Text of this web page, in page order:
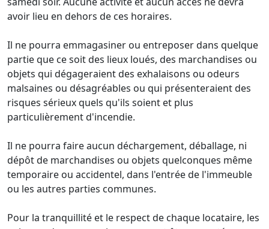
avoir lieu en dehors de ces horaires.
Il ne pourra emmagasiner ou entreposer dans quelque
partie que ce soit des lieux loués, des marchandises ou
objets qui dégageraient des exhalaisons ou odeurs
malsaines ou désagréables ou qui présenteraient des
risques sérieux quels qu'ils soient et plus
particulièrement d'incendie.
Il ne pourra faire aucun déchargement, déballage, ni
dépôt de marchandises ou objets quelconques même
temporaire ou accidentel, dans l'entrée de l'immeuble
ou les autres parties communes.
Pour la tranquillité et le respect de chaque locataire, les